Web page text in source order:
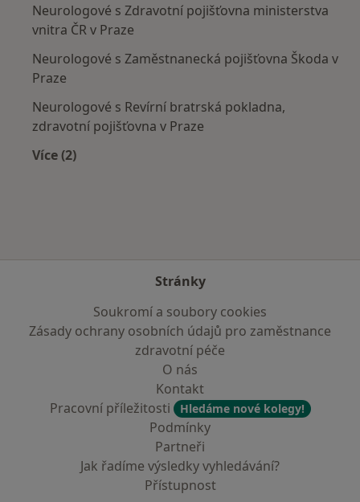
Neurologové s Zdravotní pojišťovna ministerstva
vnitra ČR v Praze
Neurologové s Zaměstnanecká pojišťovna Škoda v
Praze
Neurologové s Revírní bratrská pokladna,
zdravotní pojišťovna v Praze
Více (2)
Stránky
Soukromí a soubory cookies
Zásady ochrany osobních údajů pro zaměstnance
zdravotní péče
O nás
Kontakt
Pracovní příležitosti
Hledáme nové kolegy!
Podmínky
Partneři
Jak řadíme výsledky vyhledávání?
Přístupnost